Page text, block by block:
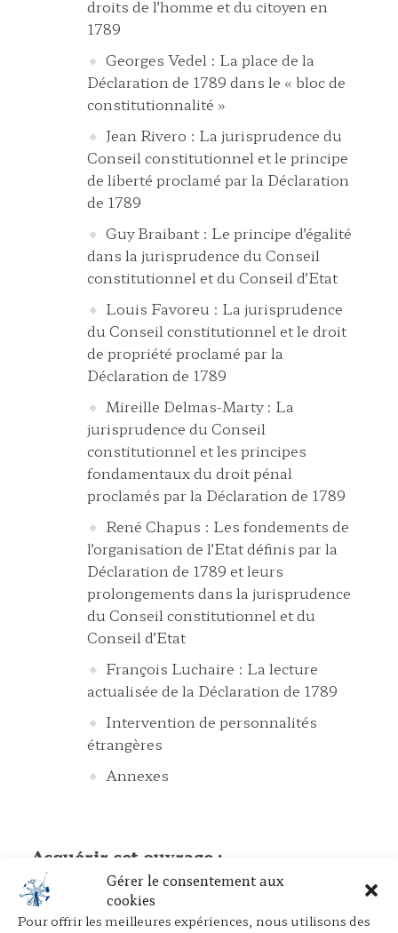
Gérer le consentement aux
cookies
Pour offrir les meilleures expériences, nous utilisons des
droits de l’homme et du citoyen en
1789
Georges Vedel : La place de la
Déclaration de 1789 dans le « bloc de
constitutionnalité »
Jean Rivero : La jurisprudence du
Conseil constitutionnel et le principe
de liberté proclamé par la Déclaration
de 1789
Guy Braibant : Le principe d’égalité
dans la jurisprudence du Conseil
constitutionnel et du Conseil d’Etat
Louis Favoreu : La jurisprudence
du Conseil constitutionnel et le droit
de propriété proclamé par la
Déclaration de 1789
Mireille Delmas-Marty : La
jurisprudence du Conseil
constitutionnel et les principes
fondamentaux du droit pénal
proclamés par la Déclaration de 1789
René Chapus : Les fondements de
l’organisation de l’Etat définis par la
Déclaration de 1789 et leurs
prolongements dans la jurisprudence
du Conseil constitutionnel et du
Conseil d’Etat
François Luchaire : La lecture
actualisée de la Déclaration de 1789
Intervention de personnalités
étrangères
Annexes
Acquérir cet ouvrage :
Ouvrage numérique
Neuf et occasion